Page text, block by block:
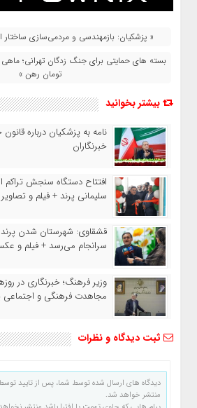
« پزشکیان: بازمهندسی و مردمی‌سازی
تومان رهن »
بیشتر بخوانید
نامه به پزشکیان درباره
خبرنگاران
افتتاح دستگاه سنجش تراکم
سلیمانی پرند + فیلم و تصاویر
قشقاوی: شهرستان شدن پرند
سرانجام می‌رسد + فیلم و
وزیر فرهنگ؛ خبرنگاری در
مجاهدت فرهنگی و اجتماعی
ثبت دیدگاه و نظرات
دیدگاه های ارسال شده توسط شما، پس از تایید
منتشر خواهد شد.